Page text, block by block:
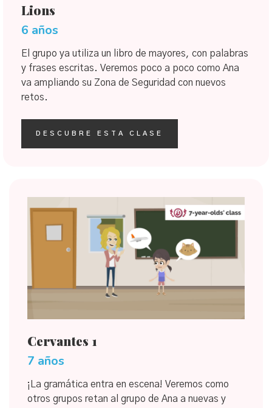
Lions
6 años
El grupo ya utiliza un libro de mayores, con palabras
y frases escritas. Veremos poco a poco como Ana
va ampliando su Zona de Seguridad con nuevos
retos.
DESCUBRE ESTA CLASE
Cervantes 1
7 años
¡La gramática entra en escena! Veremos como
otros grupos retan al grupo de Ana a nuevas y